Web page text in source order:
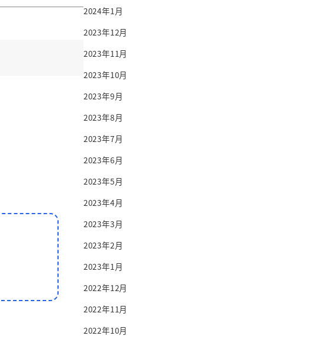
2024年1月
2023年12月
2023年11月
2023年10月
2023年9月
2023年8月
2023年7月
2023年6月
2023年5月
2023年4月
2023年3月
2023年2月
2023年1月
2022年12月
2022年11月
2022年10月